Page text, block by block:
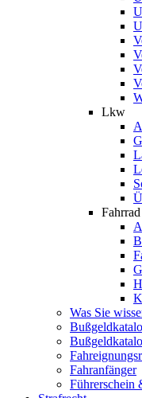
Lkw
Fahrrad
Was Sie
Fahranfänger
Führerschein